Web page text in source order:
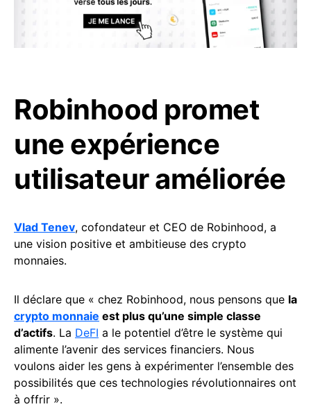
Robinhood promet
une expérience
utilisateur améliorée
Vlad Tenev, cofondateur et CEO de Robinhood, a
une vision positive et ambitieuse des crypto
monnaies.
Il déclare que « chez Robinhood, nous pensons que la
crypto monnaie est plus qu’une simple classe
d’actifs. La DeFI a le potentiel d’être le système qui
alimente l’avenir des services financiers. Nous
voulons aider les gens à expérimenter l’ensemble des
possibilités que ces technologies révolutionnaires ont
à offrir ».